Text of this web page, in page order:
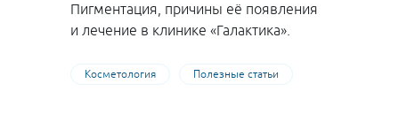
Пигментация, причины её появления
и лечение в клинике «Галактика».
Косметология Полезные статьи